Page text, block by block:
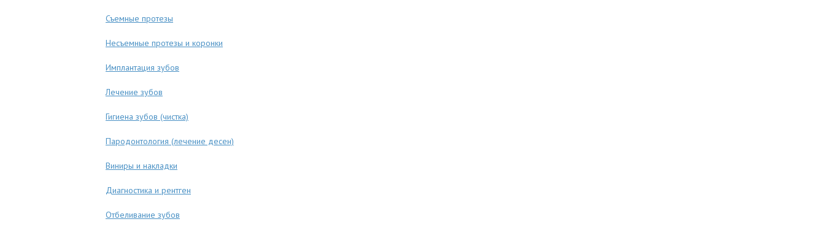
Съемные протезы
Несъемные протезы и коронки
Имплантация зубов
Лечение зубов
Гигиена зубов (чистка)
Пародонтология (лечение десен)
Виниры и накладки
Диагностика и рентген
Отбеливание зубов